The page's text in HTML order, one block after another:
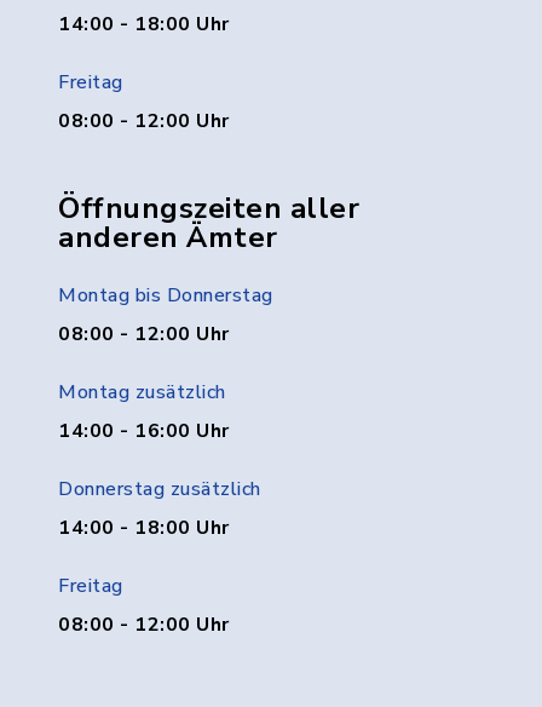
14:00 - 18:00 Uhr
Freitag
08:00 - 12:00 Uhr
Öffnungszeiten aller
anderen Ämter
Montag bis Donnerstag
08:00 - 12:00 Uhr
Montag zusätzlich
14:00 - 16:00 Uhr
Donnerstag zusätzlich
14:00 - 18:00 Uhr
Freitag
08:00 - 12:00 Uhr